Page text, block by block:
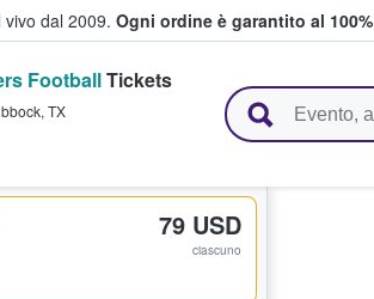
dal 2009. Ogni ordine è garantito al 100%
biglietti
FootballTickets
, TX
79 USD
ciascuno